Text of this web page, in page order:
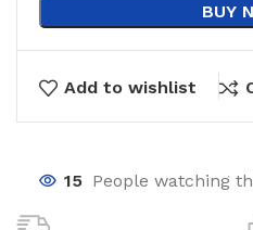
BUY
Add to wishlist
15 People watching